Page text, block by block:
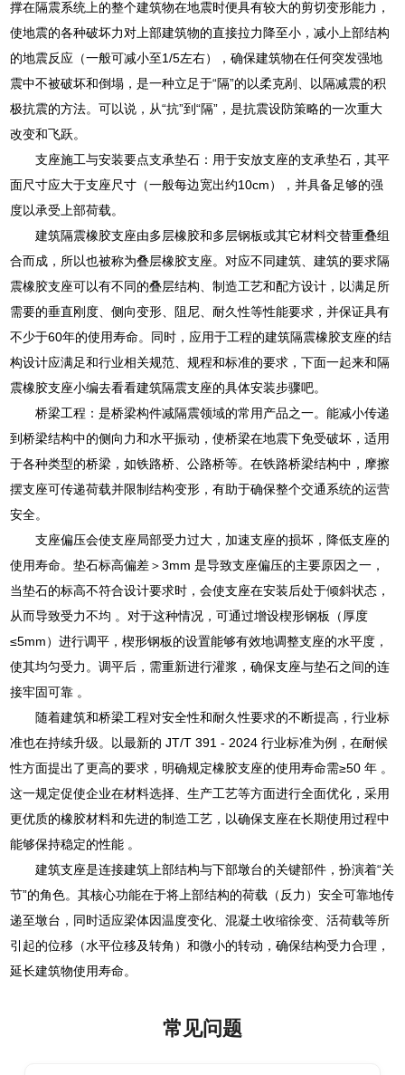
撑在隔震系统上的整个建筑物在地震时便具有较大的剪切变形能力，
使地震的各种破坏力对上部建筑物的直接拉力降至小，减小上部结构
的地震反应（一般可减小至1/5左右），确保建筑物在任何突发强地
震中不被破坏和倒塌，是一种立足于“隔”的以柔克剐、以隔减震的积
极抗震的方法。可以说，从“抗”到“隔”，是抗震设防策略的一次重大
改变和飞跃。
支座施工与安装要点支承垫石：用于安放支座的支承垫石，其平
面尺寸应大于支座尺寸（一般每边宽出约10cm），并具备足够的强
度以承受上部荷载。
建筑隔震橡胶支座由多层橡胶和多层钢板或其它材料交替重叠组
合而成，所以也被称为叠层橡胶支座。对应不同建筑、建筑的要求隔
震橡胶支座可以有不同的叠层结构、制造工艺和配方设计，以满足所
需要的垂直刚度、侧向变形、阻尼、耐久性等性能要求，并保证具有
不少于60年的使用寿命。同时，应用于工程的建筑隔震橡胶支座的结
构设计应满足和行业相关规范、规程和标准的要求，下面一起来和隔
震橡胶支座小编去看看建筑隔震支座的具体安装步骤吧。
桥梁工程：是桥梁构件减隔震领域的常用产品之一。能减小传递
到桥梁结构中的侧向力和水平振动，使桥梁在地震下免受破坏，适用
于各种类型的桥梁，如铁路桥、公路桥等。在铁路桥梁结构中，摩擦
摆支座可传递荷载并限制结构变形，有助于确保整个交通系统的运营
安全。
支座偏压会使支座局部受力过大，加速支座的损坏，降低支座的
使用寿命。垫石标高偏差＞3mm 是导致支座偏压的主要原因之一，
当垫石的标高不符合设计要求时，会使支座在安装后处于倾斜状态，
从而导致受力不均 。对于这种情况，可通过增设楔形钢板（厚度
≤5mm）进行调平，楔形钢板的设置能够有效地调整支座的水平度，
使其均匀受力。调平后，需重新进行灌浆，确保支座与垫石之间的连
接牢固可靠 。
随着建筑和桥梁工程对安全性和耐久性要求的不断提高，行业标
准也在持续升级。以最新的 JT/T 391 - 2024 行业标准为例，在耐候
性方面提出了更高的要求，明确规定橡胶支座的使用寿命需≥50 年 。
这一规定促使企业在材料选择、生产工艺等方面进行全面优化，采用
更优质的橡胶材料和先进的制造工艺，以确保支座在长期使用过程中
能够保持稳定的性能 。
建筑支座是连接建筑上部结构与下部墩台的关键部件，扮演着“关
节”的角色。其核心功能在于将上部结构的荷载（反力）安全可靠地传
递至墩台，同时适应梁体因温度变化、混凝土收缩徐变、活荷载等所
引起的位移（水平位移及转角）和微小的转动，确保结构受力合理，
延长建筑物使用寿命。
常见问题